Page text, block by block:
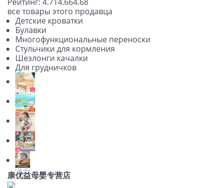
все товары этого продавца
Детские кроватки
Булавки
Многофункциональные переноски
Стульчики для кормления
Шезлонги качалки
Для грудничков
康优益母婴专营店